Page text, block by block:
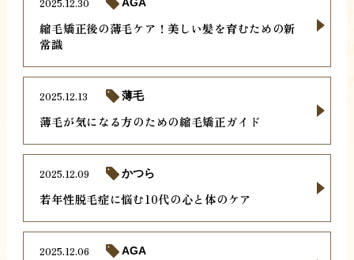
縮毛矯正後の薄毛ケア！美しい髪を育むための新
常識
2025.12.30 AGA
薄毛が気になる方のための縮毛矯正ガイド
2025.12.13 薄毛
若年性脱毛症に悩む10代の心と体のケア
2025.12.09 かつら
2025.12.06 AGA